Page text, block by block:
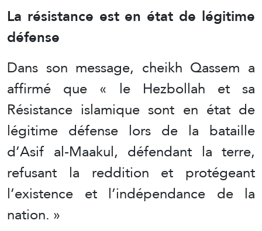
La résistance est en état de légitime
défense
Dans son message, cheikh Qassem a
affirmé que « le Hezbollah et sa
Résistance islamique sont en état de
légitime défense lors de la bataille
d’Asif al-Maakul, défendant la terre,
refusant la reddition et protégeant
l’existence et l’indépendance de la
nation. »